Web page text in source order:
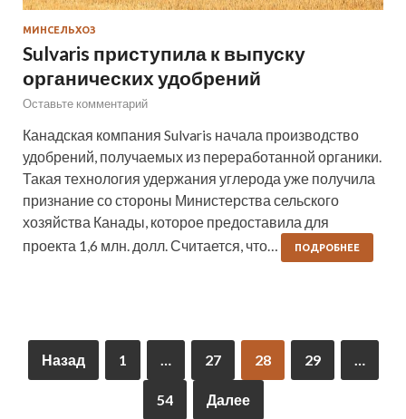
МИНСЕЛЬХОЗ
Sulvaris приступила к выпуску
органических удобрений
Оставьте комментарий
Канадская компания Sulvaris начала производство
удобрений, получаемых из переработанной органики.
Такая технология удержания углерода уже получила
признание со стороны Министерства сельского
хозяйства Канады, которое предоставила для
проекта 1,6 млн. долл. Считается, что…
ПОДРОБНЕЕ
Назад 1 … 27 28 29 …
54 Далее